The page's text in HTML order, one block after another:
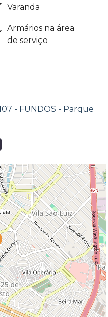
Varanda
Armários na área
de serviço
- FUNDOS - Parque